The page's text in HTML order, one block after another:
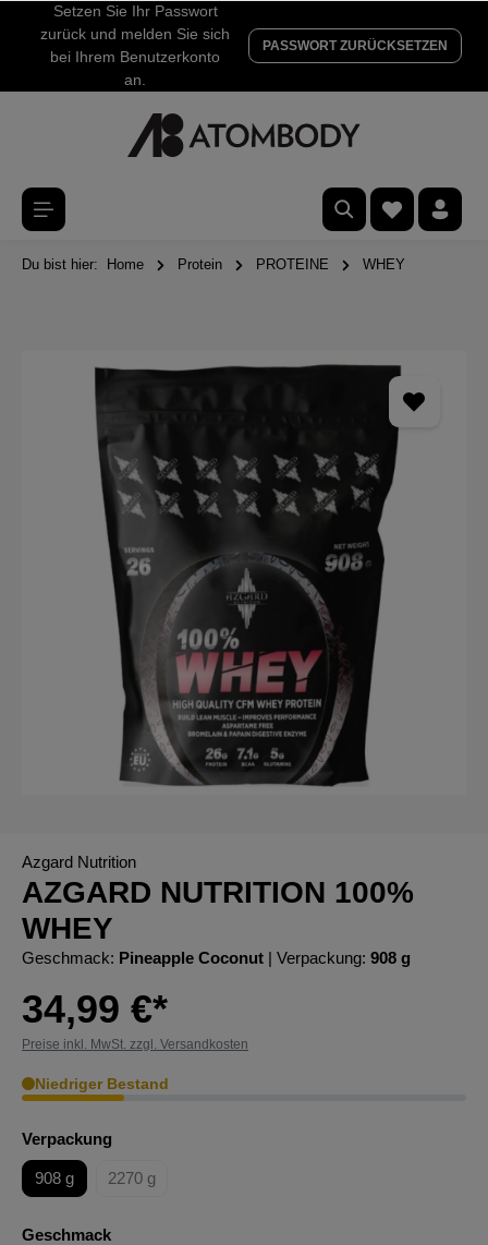
Setzen Sie Ihr Passwort
zurück und melden Sie sich
bei Ihrem Benutzerkonto
an.
PASSWORT ZURÜCKSETZEN
Du bist hier: Home Protein PROTEINE WHEY
Azgard Nutrition
AZGARD NUTRITION 100%
WHEY
Geschmack: Pineapple Coconut | Verpackung: 908 g
34,99 €*
Preise inkl. MwSt. zzgl. Versandkosten
Niedriger Bestand
Verpackung
908 g 2270 g
Geschmack